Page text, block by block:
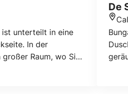
unterteilt in eine
In der
Raum, wo Sie
De